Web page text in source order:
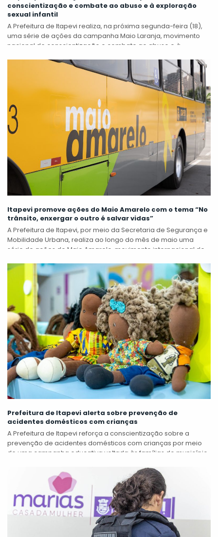
conscientização e combate ao abuso e à exploração
sexual infantil
A Prefeitura de Itapevi realiza, na próxima segunda-feira (18),
uma série de ações da campanha Maio Laranja, movimento
nacional de conscientização e combate ao abuso e à
Itapevi promove ações do Maio Amarelo com o tema “No
trânsito, enxergar o outro é salvar vidas”
A Prefeitura de Itapevi, por meio da Secretaria de Segurança e
Mobilidade Urbana, realiza ao longo do mês de maio uma
série de ações do Maio Amarelo, movimento internacional de...
Prefeitura de Itapevi alerta sobre prevenção de
acidentes domésticos com crianças
A Prefeitura de Itapevi reforça a conscientização sobre a
prevenção de acidentes domésticos com crianças por meio
de uma campanha educativa voltada às famílias do município.